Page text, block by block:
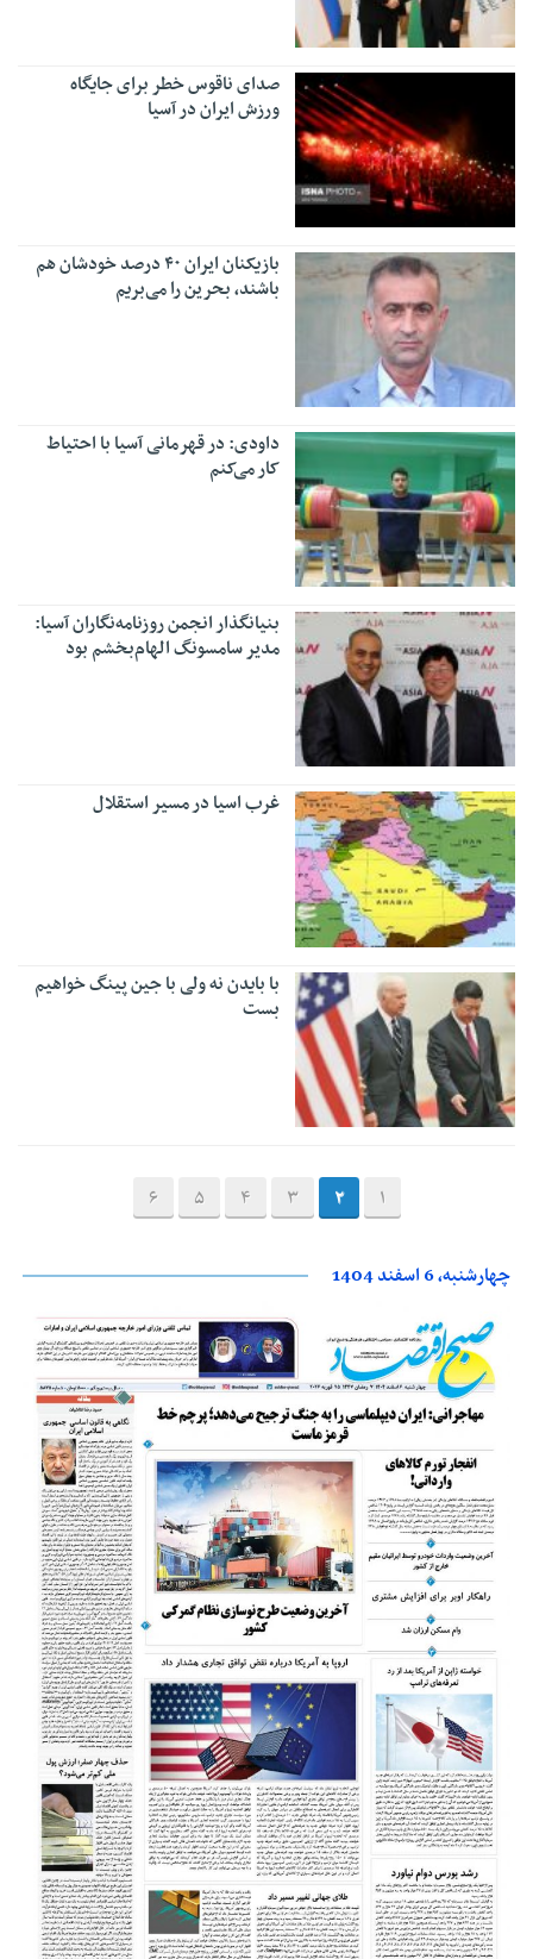
صدای ناقوس خطر برای جایگاه
ورزش ایران در آسیا
بازیکنان ایران ۴۰ درصد خودشان هم
باشند، بحرین را می‌بریم
داودی: در قهرمانی آسیا با احتیاط
کار می‌کنم
بنیانگذار انجمن روزنامه‌نگاران آسیا:
مدیر سامسونگ الهام‌بخشم بود
غرب اسیا در مسیر استقلال
با بایدن نه ولی با جین پینگ خواهیم
بست
1
2
3
4
5
6
چهارشنبه، 6 اسفند 1404